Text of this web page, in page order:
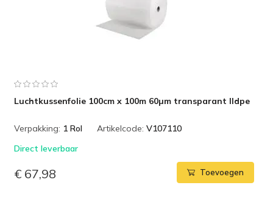
Luchtkussenfolie 100cm x 100m 60µm transparant lldpe
Verpakking: 1 Rol Artikelcode: V107110
Direct leverbaar
€ 67,98 Toevoegen